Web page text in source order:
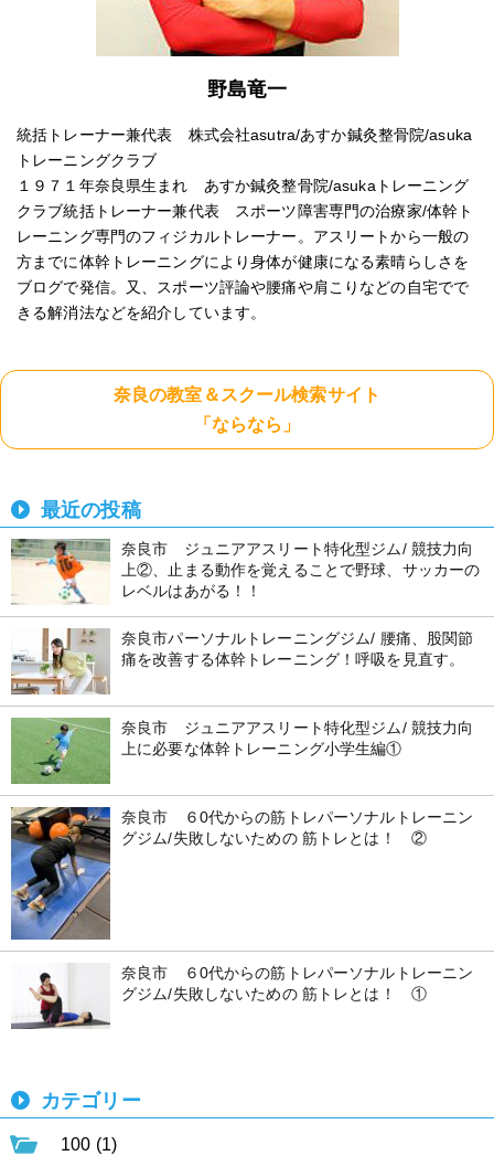
野島竜一
統括トレーナー兼代表 株式会社asutra/あすか鍼灸整骨院/asuka
トレーニングクラブ
１９７１年奈良県生まれ あすか鍼灸整骨院/asukaトレーニング
クラブ統括トレーナー兼代表 スポーツ障害専門の治療家/体幹ト
レーニング専門のフィジカルトレーナー。アスリートから一般の
方までに体幹トレーニングにより身体が健康になる素晴らしさを
ブログで発信。又、スポーツ評論や腰痛や肩こりなどの自宅でで
きる解消法などを紹介しています。
奈良の教室＆スクール検索サイト
「ならなら」
最近の投稿
奈良市 ジュニアアスリート特化型ジム/ 競技力向
上②、止まる動作を覚えることで野球、サッカーの
レベルはあがる！！
奈良市パーソナルトレーニングジム/ 腰痛、股関節
痛を改善する体幹トレーニング！呼吸を見直す。
奈良市 ジュニアアスリート特化型ジム/ 競技力向
上に必要な体幹トレーニング小学生編①
奈良市 ６0代からの筋トレパーソナルトレーニン
グジム/失敗しないための 筋トレとは！ ②
奈良市 ６0代からの筋トレパーソナルトレーニン
グジム/失敗しないための 筋トレとは！ ①
カテゴリー
100 (1)